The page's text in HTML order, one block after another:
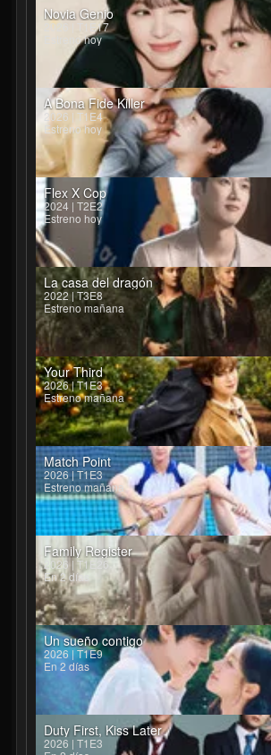
Novia Genio
2026 | T1E17
Estreno hoy
A Bona Fide Killer
2026 | T1E4
Estreno hoy
Flex X Cop
2024 | T2E2
Estreno hoy
La casa del dragón
2022 | T3E8
Estreno mañana
Your Third
2026 | T1E3
Estreno mañana
Match Point
2026 | T1E3
Estreno mañana
Family Register
2026 | T1E26
En 2 días
Un sueño contigo
2026 | T1E9
En 2 días
Duty First, Kiss Later
2026 | T1E3